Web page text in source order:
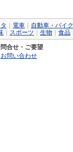
電車 自動車・バイク
スポーツ 生物 食品
合せ・ご要望
お問い合わせ